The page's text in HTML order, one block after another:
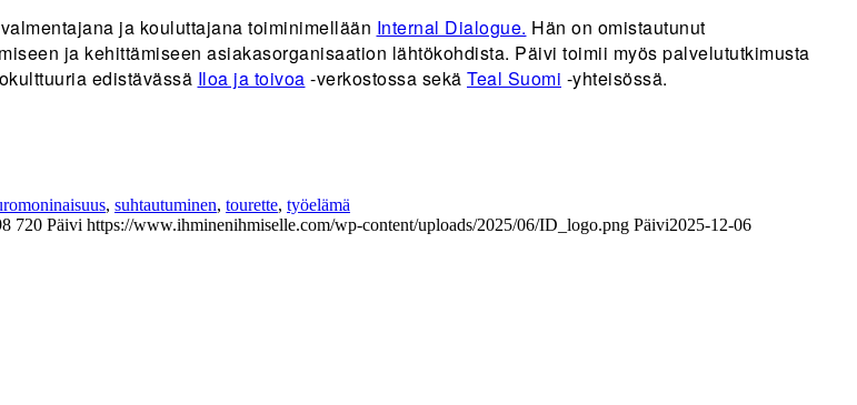
ja kouluttajana toiminimellään Internal Dialogue. Hän on omistautunut
ja kehittämiseen asiakasorganisaation lähtökohdista. Päivi toimii myös palvelututkimusta
edistävässä Iloa ja toivoa -verkostossa sekä Teal Suomi -yhteisössä.
, suhtautuminen, tourette, työelämä
720 Päivi https://www.ihminenihmiselle.com/wp-content/uploads/2025/06/ID_logo.png Päivi2025-12-06